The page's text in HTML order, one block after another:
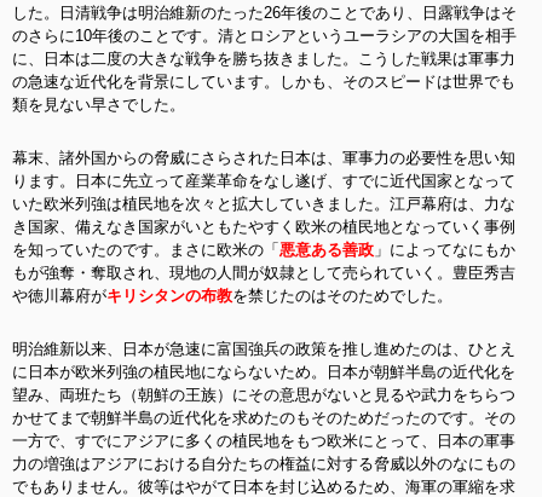
した。日清戦争は明治維新のたった26年後のことであり、日露戦争はそ
のさらに10年後のことです。清とロシアというユーラシアの大国を相手
に、日本は二度の大きな戦争を勝ち抜きました。こうした戦果は軍事力
の急速な近代化を背景にしています。しかも、そのスピードは世界でも
類を見ない早さでした。
幕末、諸外国からの脅威にさらされた日本は、軍事力の必要性を思い知
ります。日本に先立って産業革命をなし遂げ、すでに近代国家となって
いた欧米列強は植民地を次々と拡大していきました。江戸幕府は、力な
き国家、備えなき国家がいともたやすく欧米の植民地となっていく事例
を知っていたのです。まさに欧米の「 悪意ある善政 」によってなにもか
もが強奪・奪取され、現地の人間が奴隷として売られていく。豊臣秀吉
や徳川幕府がキリシタンの布教を禁じたのはそのためでした。
明治維新以来、日本が急速に富国強兵の政策を推し進めたのは、ひとえ
に日本が欧米列強の植民地にならないため。日本が朝鮮半島の近代化を
望み、両班たち（朝鮮の王族）にその意思がないと見るや武力をちらつ
かせてまで朝鮮半島の近代化を求めたのもそのためだったのです。その
一方で、すでにアジアに多くの植民地をもつ欧米にとって、日本の軍事
力の増強はアジアにおける自分たちの権益に対する脅威以外のなにもの
でもありません。彼等はやがて日本を封じ込めるため、海軍の軍縮を求